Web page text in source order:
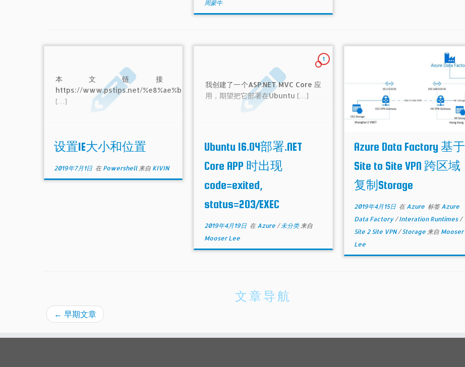
周蒙牛
本文链接：
https://www.pstips.net/%e8%ae%be%e
[…]
设置IE大小和位置
2019年7月1日 在 Powershell 来自 KIVIN
1
我创建了一个ASP.NET MVC Core 应
用，期望把它部署在Ubuntu […]
Ubuntu 16.04部署.NET
Core APP 时出现
code=exited,
status=203/EXEC
2019年4月19日在 Azure /未分类 来自
Mooser Lee
Azure Data Factory 基于
Site to Site VPN 跨区域
复制Storage
2019年4月15日在 Azure 标签Azure
Data Factory/Interation Runtimes/
Site 2 Site VPN/Storage 来自 Mooser
Lee
文章导航
← 早期文章